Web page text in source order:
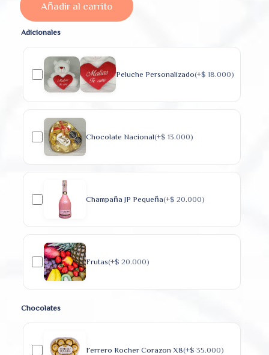
Adicionales
Peluche Personalizado(+$ 18.000)
Chocolate Nacional(+$ 13.000)
Champaña JP Pequeña(+$ 20.000)
Frutas(+$ 20.000)
Chocolates
Ferrero Rocher Corazon X8(+$ 35.000)
Añadir al carrito